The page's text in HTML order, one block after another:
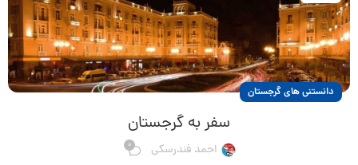
دانستنی های گرجستان
سفر به گرجستان
احمد فندرسکی 0